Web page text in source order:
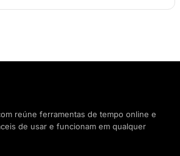
reúne ferramentas de tempo online e
de usar e funcionam em qualquer